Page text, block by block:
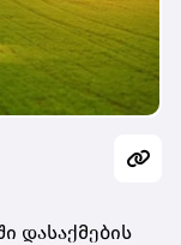
დასაქმების